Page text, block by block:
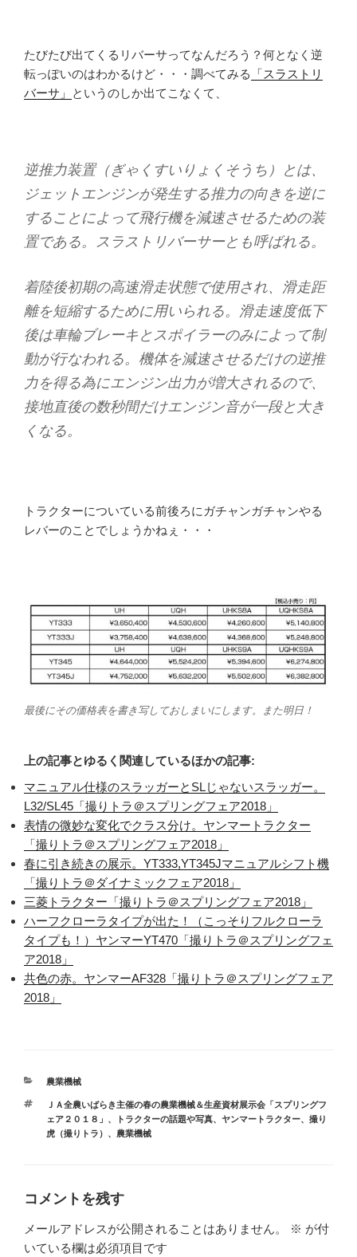
たびたび出てくるリバーサってなんだろう？何となく逆
転っぽいのはわかるけど・・・調べてみる
「スラストリ
バーサ」
というのしか出てこなくて、
逆推力装置（ぎゃくすいりょくそうち）とは、
ジェットエンジンが発生する推力の向きを逆に
することによって飛行機を減速させるための装
置である。スラストリバーサーとも呼ばれる。
着陸後初期の高速滑走状態で使用され、滑走距
離を短縮するために用いられる。滑走速度低下
後は車輪ブレーキとスポイラーのみによって制
動が行なわれる。機体を減速させるだけの逆推
力を得る為にエンジン出力が増大されるので、
接地直後の数秒間だけエンジン音が一段と大き
くなる。
トラクターについている前後ろにガチャンガチャンやる
レバーのことでしょうかねぇ・・・
最後にその価格表を書き写しておしまいにします。また明日！
上の記事とゆるく関連しているほかの記事:
マニュアル仕様のスラッガーとSLじゃないスラッガー。
L32/SL45「撮りトラ＠スプリングフェア2018」
表情の微妙な変化でクラス分け。ヤンマートラクター
「撮りトラ＠スプリングフェア2018」
春に引き続きの展示。YT333,YT345Jマニュアルシフト機
「撮りトラ＠ダイナミックフェア2018」
三菱トラクター「撮りトラ＠スプリングフェア2018」
ハーフクローラタイプが出た！（こっそりフルクローラ
タイプも！）ヤンマーYT470「撮りトラ＠スプリングフェ
ア2018」
共色の赤。ヤンマーAF328「撮りトラ＠スプリングフェア
2018」
カ
ゴ
リ
ー
農業機械
タ
グ
ＪＡ全農いばらき主催の春の農業機械＆生産資材展示会「スプリングフ
ェア２０１８」 、 トラクターの話題や写真、 ヤンマートラクター、 撮り
虎（撮りトラ） 、 農業機械
コメントを残す
メールアドレスが公開されることはありません。 ※ が付
いている欄は必須項目です